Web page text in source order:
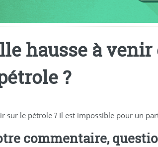
hausse à
?
sur le pétrole ? Il est impossible pour un
commentaire,